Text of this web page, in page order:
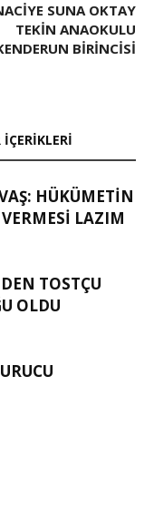
SUNA OKTAY
TEKIN ANAOKULU
BIRINCISI
HÜKÜMETİN
LAZIM
TOSTÇU
OLDU